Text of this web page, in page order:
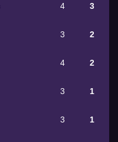
4 3
3 2
4 2
3 1
3 1